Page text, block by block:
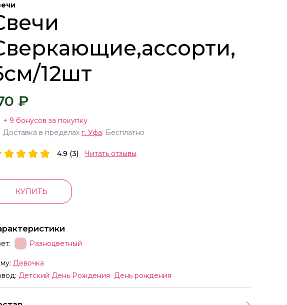
12шт
₽
+ 9 бонусов за покупку
Доставка в пределах г. Уфа: Бесплатно
4.9 (3) Читать отзывы
КУПИТЬ
Разноцветный
Девочка
Детский День Рождения День рождения